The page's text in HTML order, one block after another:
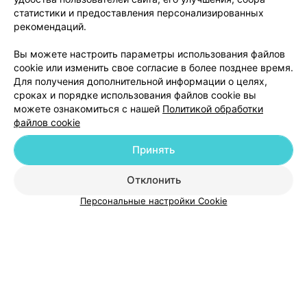
блестяще! Просто спасибо)
Отзывы2 Все адреса
Ещё 2 адреса
Добавить компанию
Добавить специалиста
статистики и предоставления персонализированных
рекомендаций.
Вы можете настроить параметры использования файлов
cookie или изменить свое согласие в более позднее время.
Для получения дополнительной информации о целях,
сроках и порядке использования файлов cookie вы
можете ознакомиться с нашей Политикой обработки
файлов cookie
Отклонить
Принять
Персональные настройки Cookie